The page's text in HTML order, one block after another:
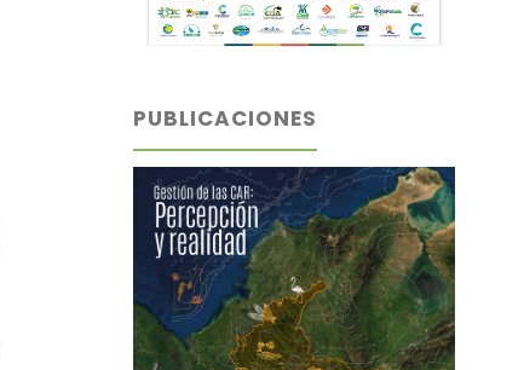
PUBLICACIONES